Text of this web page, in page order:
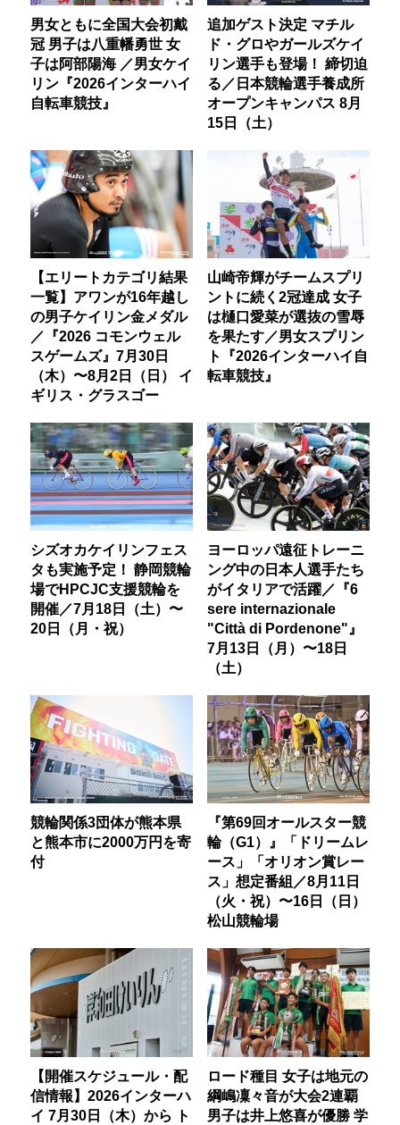
男女ともに全国大会初戴
冠 男子は八重幡勇世 女
子は阿部陽海 ／男女ケイ
リン『2026インターハイ
自転車競技』
追加ゲスト決定 マチル
ド・グロやガールズケイ
リン選手も登場！ 締切迫
る／日本競輪選手養成所
オープンキャンパス 8月
15日（土）
【エリートカテゴリ結果
一覧】アワンが16年越し
の男子ケイリン金メダル
／『2026 コモンウェル
スゲームズ』7月30日
（木）〜8月2日（日） イ
ギリス・グラスゴー
山崎帝輝がチームスプリ
ントに続く2冠達成 女子
は樋口愛菜が選抜の雪辱
を果たす／男女スプリン
ト『2026インターハイ自
転車競技』
シズオカケイリンフェス
タも実施予定！ 静岡競輪
場でHPCJC支援競輪を
開催／7月18日（土）〜
20日（月・祝）
ヨーロッパ遠征トレーニ
ング中の日本人選手たち
がイタリアで活躍／『6
sere internazionale
"Città di Pordenone"』
7月13日（月）〜18日
（土）
競輪関係3団体が熊本県
と熊本市に2000万円を寄
付
『第69回オールスター競
輪（G1）』「ドリームレ
ース」「オリオン賞レー
ス」想定番組／8月11日
（火・祝）〜16日（日）
松山競輪場
【開催スケジュール・配
信情報】2026インターハ
イ 7月30日（木）から ト
ロード種目 女子は地元の
綱嶋凜々音が大会2連覇
男子は井上悠喜が優勝 学